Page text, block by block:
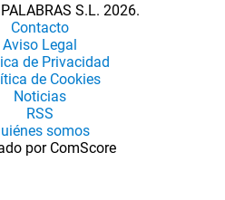
S.L. 2026.
Contacto
Aviso Legal
de Privacidad
de Cookies
Noticias
RSS
somos
por ComScore